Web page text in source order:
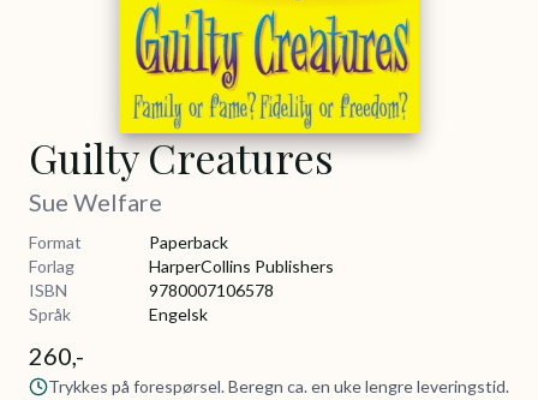
Guilty Creatures
Sue Welfare
Format
Paperback
Forlag
HarperCollins Publishers
ISBN
9780007106578
Språk
Engelsk
260,-
Trykkes på forespørsel. Beregn ca. en uke lengre leveringstid.